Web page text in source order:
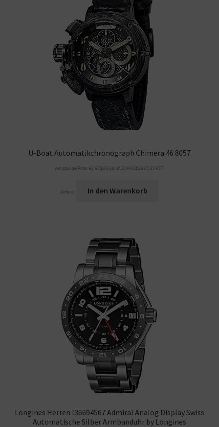
U-Boat Automatikchronograph Chimera 46 8057
Amazon.de Price: €5.638,66 (as of 10/04/2023 07:33 PST-
Details In den Warenkorb
Longines Herren l36694567 Admiral Analog Display Swiss
Automatische Silber Armbanduhr by Longines